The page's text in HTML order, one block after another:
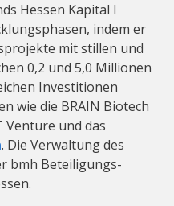
Hessen Kapital I
indem er
mit stillen und
0,2 und 5,0 Millionen
Investitionen
wie die BRAIN Biotech
Venture und das
. Die Verwaltung des
bmh Beteiligungs-